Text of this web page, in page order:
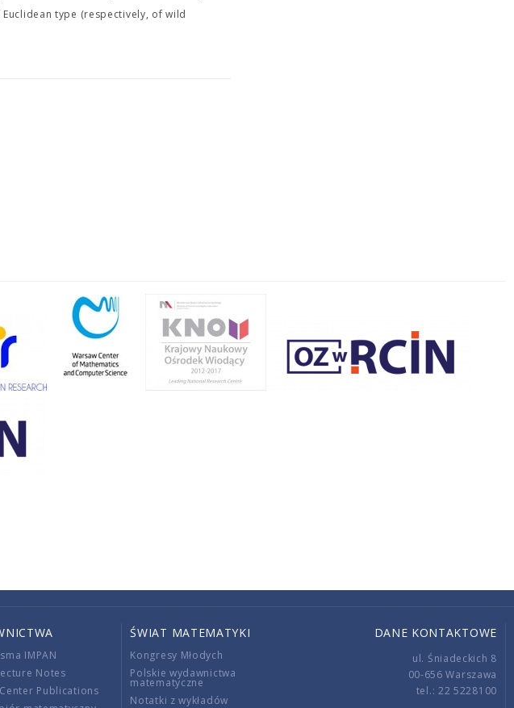
type (respectively, of wild
IMPAN
Notes
Publications
ŚWIAT MATEMATYKI
Kongresy Młodych
Polskie wydawnictwa
matematyczne
Notatki z wykładów
DANE KONTAKTOWE
ul. Śniadeckich 8
00-656 Warszawa
tel.: 22 5228100